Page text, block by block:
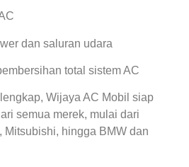
dan saluran udara
total sistem AC
Wijaya AC Mobil siap
semua merek, mulai dari
Mitsubishi, hingga BMW dan